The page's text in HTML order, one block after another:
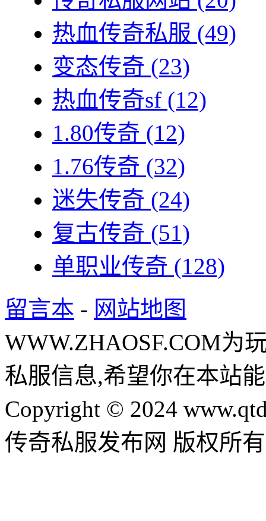
热血传奇私服 (49)
变态传奇 (23)
热血传奇sf (12)
1.80传奇 (12)
1.76传奇 (32)
迷失传奇 (24)
复古传奇 (51)
单职业传奇 (128)
留言本 - 网站地图
WWW.ZHAOSF.COM为
私服信息,希望你在本站
Copyright © 2024
传奇私服发布网 版权所有